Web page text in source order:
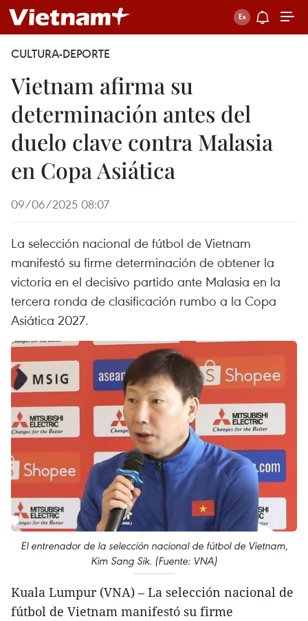
CULTURA-DEPORTE
Vietnam afirma su
determinación antes del
duelo clave contra Malasia
en Copa Asiática
09/06/2025 08:07
La selección nacional de fútbol de Vietnam
manifestó su firme determinación de obtener la
victoria en el decisivo partido ante Malasia en la
tercera ronda de clasificación rumbo a la Copa
Asiática 2027.
El entrenador de la selección nacional de fútbol de Vietnam,
Kim Sang Sik. (Fuente: VNA)
Kuala Lumpur (VNA) – La selección nacional de
fútbol de Vietnam manifestó su firme